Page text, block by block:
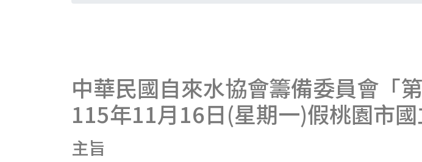
中華民國自來水協會籌備委員會「
115年11月16日(星期一)假桃園市
主旨